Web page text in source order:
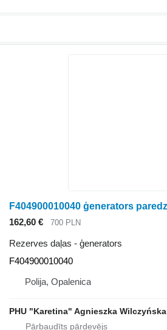
162,60 € 700 PLN
Rezerves daļas - ģenerators
F404900010040
Polija, Opalenica
PHU "Karetina" Agnieszka Wilczyńska